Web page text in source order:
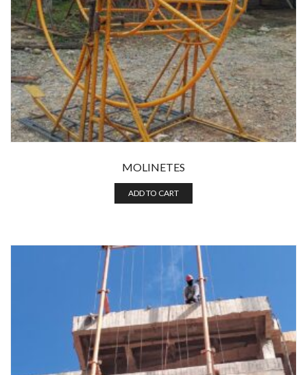
MOLINETES
ADD TO CART